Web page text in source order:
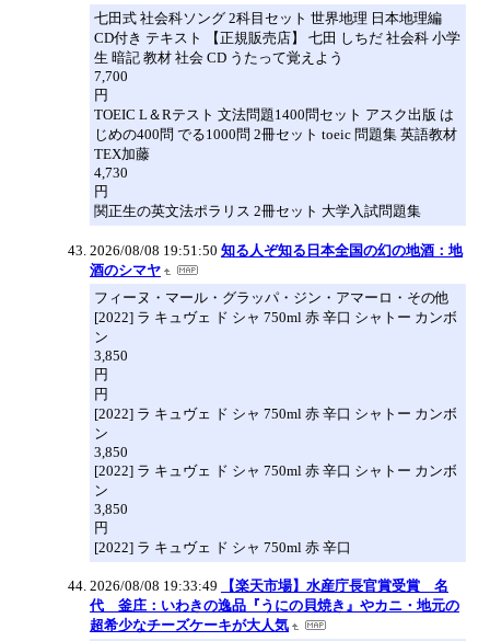
七田式 社会科ソング 2科目セット 世界地理 日本地理編
CD付き テキスト 【正規販売店】 七田 しちだ 社会科 小学
生 暗記 教材 社会 CD うたって覚えよう
7,700
円
TOEIC L＆Rテスト 文法問題1400問セット アスク出版 は
じめの400問 でる1000問 2冊セット toeic 問題集 英語教材
TEX加藤
4,730
円
関正生の英文法ポラリス 2冊セット 大学入試問題集
2026/08/08 19:51:50 知る人ぞ知る日本全国の幻の地酒：地
酒のシマヤ
フィーヌ・マール・グラッパ・ジン・アマーロ・その他
[2022] ラ キュヴェ ド シャ 750ml 赤 辛口 シャトー カンボ
ン
3,850
円
円
[2022] ラ キュヴェ ド シャ 750ml 赤 辛口 シャトー カンボ
ン
3,850
[2022] ラ キュヴェ ド シャ 750ml 赤 辛口 シャトー カンボ
ン
3,850
円
[2022] ラ キュヴェ ド シャ 750ml 赤 辛口
2026/08/08 19:33:49
【楽天市場】水産庁長官賞受賞 名
代 釜庄：いわきの逸品『うにの貝焼き』やカニ・地元の
超希少なチーズケーキが大人気